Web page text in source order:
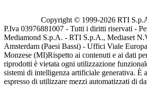
Copyright © 1999-2026 RTI
P.Iva 03976881007 - Tutti i diritti riservati -
Mediamond S.p.A. - RTI S.p.A., Mediaset
Amsterdam (Paesi Bassi) - Uffici Viale
Monzese (MI)Rispetto ai contenuti e ai dati
riprodotti è vietata ogni utilizzazione
sistemi di intelligenza artificiale generativa. È
espresso di utilizzare mezzi automatizzati di